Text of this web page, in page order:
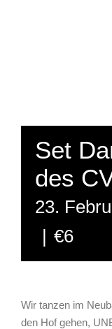
Set
des
23.
| €6
Wir tanzen im
den Hof gehen,